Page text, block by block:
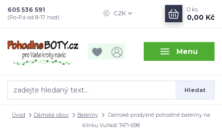
Menu
CZK
Hledat
605 536 591
(Po-Pá od 8-17 hod)
0 ks
0,00 Kč
Úvod Dámská obuv Baleríny
Dámské prodyšné pohodlné baleríny na
klínku Vulladi 7471-698